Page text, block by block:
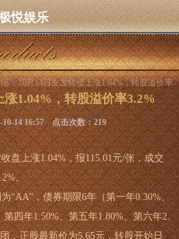
悦娱乐
> 10月14日友发转债上涨1.04%，转股溢价率
涨1.04%，转股溢价率3.2%
10-14 16:57 点击次数：219
盘上涨1.04%，报115.01元/张，成交
。
“AA”，债券期限6年（第一年0.30%、
四年1.50%、第五年1.80%、第六年2.
，正股最新价为5.65元，转股开始日